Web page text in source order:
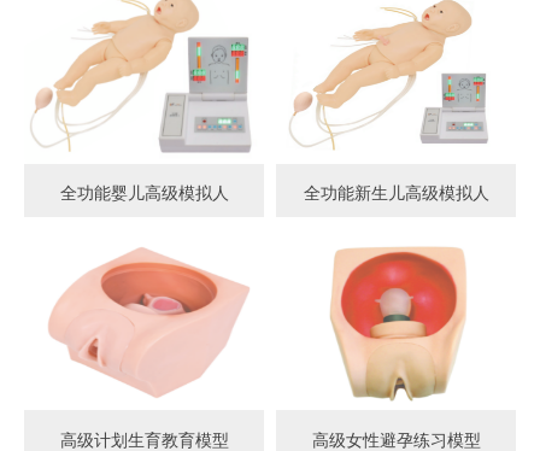
全功能婴儿高级模拟人 全功能新生儿高级模拟人
高级计划生育教育模型 高级女性避孕练习模型